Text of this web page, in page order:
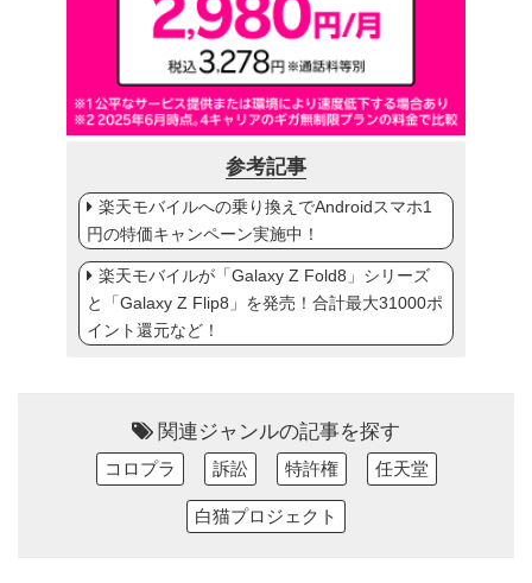
参考記事
楽天モバイルへの乗り換えでAndroidスマホ1
円の特価キャンペーン実施中！
楽天モバイルが「Galaxy Z Fold8」シリーズ
と「Galaxy Z Flip8」を発売！合計最大31000ポ
イント還元など！
関連ジャンルの記事を探す
コロプラ 訴訟 特許権 任天堂
白猫プロジェクト